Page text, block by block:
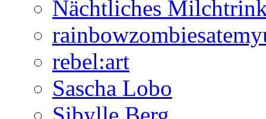
Nächtliches
rebel:art
Sascha Lobo